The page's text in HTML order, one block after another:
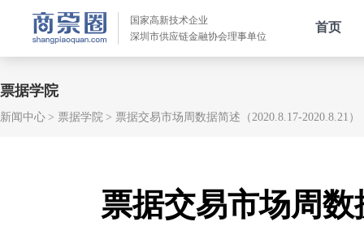
国家高新技术企业
深圳市供应链金融协会理事单位
首页
票据学院
新闻中心 票据学院 票据交易市场周数据简述（2020.8.17-2020.8.21）
票据交易市场周数